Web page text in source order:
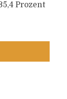
Prozent